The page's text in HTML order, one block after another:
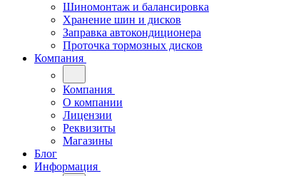
Шиномонтаж и балансировка
Хранение шин и дисков
Заправка автокондиционера
Проточка тормозных дисков
Компания
Компания
О компании
Лицензии
Реквизиты
Магазины
Блог
Информация